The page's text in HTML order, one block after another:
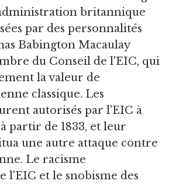
britannique
par des personnalités
Babington Macaulay
du Conseil de l'EIC, qui
la valeur de
classique. Les
autorisés par l'EIC à
partir de 1833, et leur
une autre attaque contre
Le racisme
l'EIC et le snobisme des